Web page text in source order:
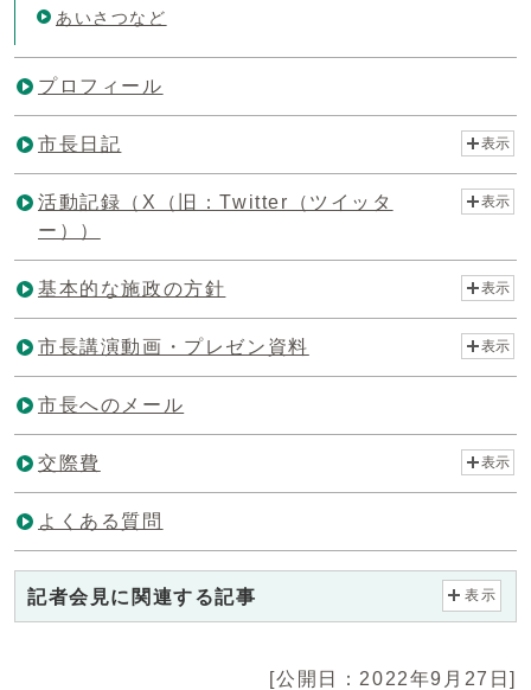
あいさつなど
プロフィール
市長日記 表示
活動記録（X（旧：Twitter（ツイッタ
ー））
表示
基本的な施政の方針 表示
市長講演動画・プレゼン資料 表示
市長へのメール
交際費 表示
よくある質問
記者会見に関連する記事 表示
[公開日：2022年9月27日]